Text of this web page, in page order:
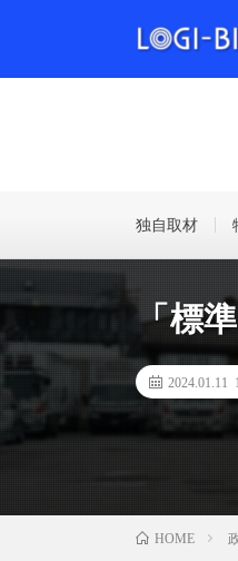
独自取材
「標
2024.01.11
HOME